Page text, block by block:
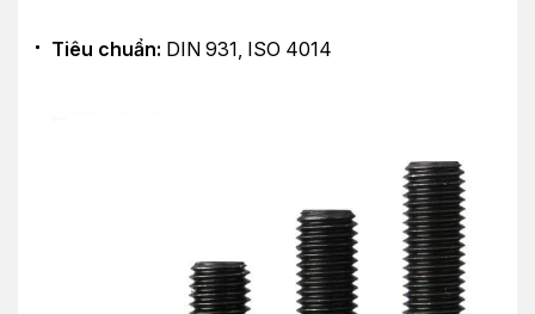
Tiêu chuẩn: DIN 931, ISO 4014